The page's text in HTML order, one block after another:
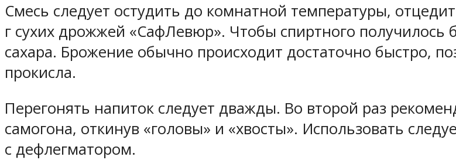
Смесь следует остудить до комнатной температуры,
г сухих дрожжей «СафЛевюр». Чтобы спиртного получилось
сахара. Брожение обычно происходит достаточно быстро,
прокисла.
Перегонять напиток следует дважды. Во второй раз
самогона, откинув «головы» и «хвосты». Использовать
с дефлегматором.